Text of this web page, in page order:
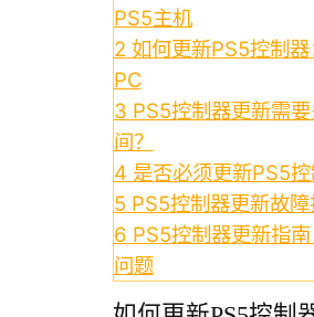
PS5主机
2 如何更新PS5控制
PC
3 PS5控制器更新需
间？
4 是否必须更新PS5控
5 PS5控制器更新故
6 PS5控制器更新指
问题